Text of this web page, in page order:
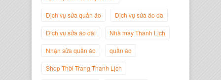
Dịch vụ sửa quần áo Dịch vụ sửa áo da
Dịch vụ sửa áo dài Nhà may Thanh Lịch
Nhận sửa quần áo quần áo
Shop Thời Trang Thanh Lịch